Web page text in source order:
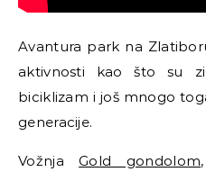
Avantura park na
aktivnosti kao što su
biciklizam i još mnogo
generacije.
VožnjaGold gondolom